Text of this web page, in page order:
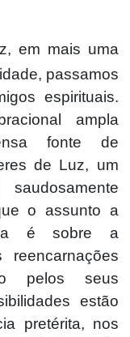
em mais uma
passamos
espirituais.
ampla
fonte de
de Luz, um
o assunto a
é sobre a
pelos seus
estão
pretérita, nos